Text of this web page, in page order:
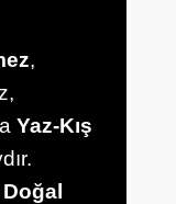
,
Yaz-Kış
Doğal